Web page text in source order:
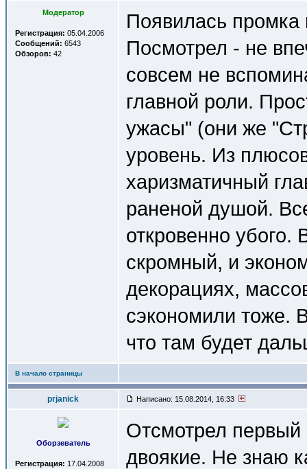
Модератор
Регистрация: 05.04.2006
Сообщений: 6543
Обзоров: 42
Появилась промка
Посмотрел - не
совсем не
главной роли.
ужасы" (они же
уровень. Из
харизматичный
раненой душой.
откровенно
скромный, и
декорациях,
сэкономили тоже.
что там будет
В начало страницы
prjanick Написано: 15.08.2014, 16:33
Оборзеватель
Регистрация: 17.04.2008
Отсмотрел первый
двоякие. Не знаю